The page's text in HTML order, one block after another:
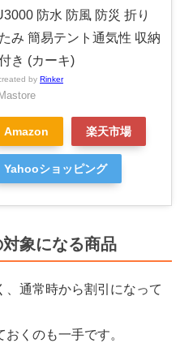
防水 防風 防災 折り
み 簡易テント通気性 収納
き (カーキ)
by Rinker
Amazon 楽天市場
Yahooショッピング
象になる商品
、通常時から割引になって
くのも一手です。